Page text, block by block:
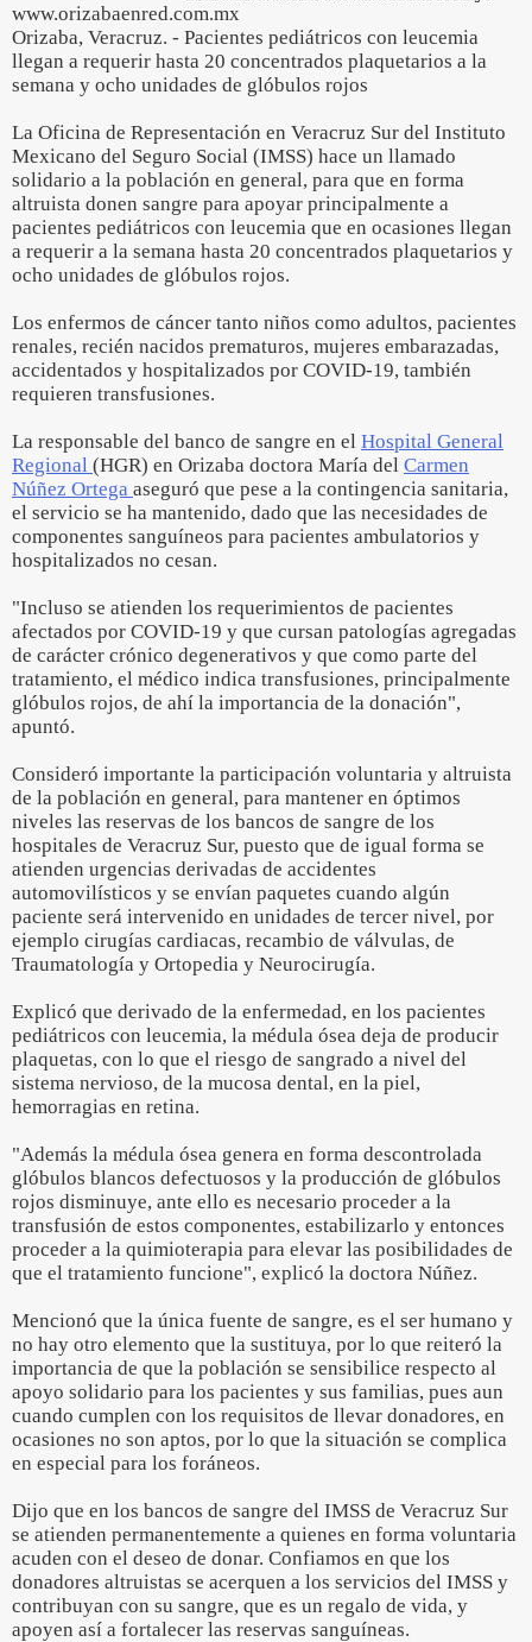
www.orizabaenred.com.mx
Orizaba, Veracruz. - Pacientes pediátricos con leucemia
llegan a requerir hasta 20 concentrados plaquetarios a la
semana y ocho unidades de glóbulos rojos
La Oficina de Representación en Veracruz Sur del Instituto
Mexicano del Seguro Social (IMSS) hace un llamado
solidario a la población en general, para que en forma
altruista donen sangre para apoyar principalmente a
pacientes pediátricos con leucemia que en ocasiones llegan
a requerir a la semana hasta 20 concentrados plaquetarios y
ocho unidades de glóbulos rojos.
Los enfermos de cáncer tanto niños como adultos, pacientes
renales, recién nacidos prematuros, mujeres embarazadas,
accidentados y hospitalizados por COVID-19, también
requieren transfusiones.
La responsable del banco de sangre en el Hospital General
Regional (HGR) en Orizaba doctora María del Carmen
Núñez Ortega aseguró que pese a la contingencia sanitaria,
el servicio se ha mantenido, dado que las necesidades de
componentes sanguíneos para pacientes ambulatorios y
hospitalizados no cesan.
"Incluso se atienden los requerimientos de pacientes
afectados por COVID-19 y que cursan patologías agregadas
de carácter crónico degenerativos y que como parte del
tratamiento, el médico indica transfusiones, principalmente
glóbulos rojos, de ahí la importancia de la donación",
apuntó.
Consideró importante la participación voluntaria y altruista
de la población en general, para mantener en óptimos
niveles las reservas de los bancos de sangre de los
hospitales de Veracruz Sur, puesto que de igual forma se
atienden urgencias derivadas de accidentes
automovilísticos y se envían paquetes cuando algún
paciente será intervenido en unidades de tercer nivel, por
ejemplo cirugías cardiacas, recambio de válvulas, de
Traumatología y Ortopedia y Neurocirugía.
Explicó que derivado de la enfermedad, en los pacientes
pediátricos con leucemia, la médula ósea deja de producir
plaquetas, con lo que el riesgo de sangrado a nivel del
sistema nervioso, de la mucosa dental, en la piel,
hemorragias en retina.
"Además la médula ósea genera en forma descontrolada
glóbulos blancos defectuosos y la producción de glóbulos
rojos disminuye, ante ello es necesario proceder a la
transfusión de estos componentes, estabilizarlo y entonces
proceder a la quimioterapia para elevar las posibilidades de
que el tratamiento funcione", explicó la doctora Núñez.
Mencionó que la única fuente de sangre, es el ser humano y
no hay otro elemento que la sustituya, por lo que reiteró la
importancia de que la población se sensibilice respecto al
apoyo solidario para los pacientes y sus familias, pues aun
cuando cumplen con los requisitos de llevar donadores, en
ocasiones no son aptos, por lo que la situación se complica
en especial para los foráneos.
Dijo que en los bancos de sangre del IMSS de Veracruz Sur
se atienden permanentemente a quienes en forma voluntaria
acuden con el deseo de donar. Confiamos en que los
donadores altruistas se acerquen a los servicios del IMSS y
contribuyan con su sangre, que es un regalo de vida, y
apoyen así a fortalecer las reservas sanguíneas.